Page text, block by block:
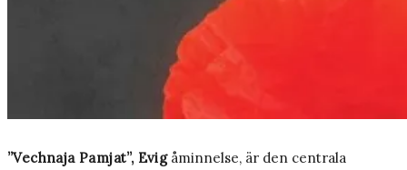
”Vechnaja Pamjat”, Evigåminnelse, är den centrala